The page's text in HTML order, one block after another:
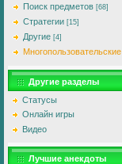
Поиск предметов [68]
Стратегии [15]
Другие [4]
Многопользовательские
Другие разделы
Статусы
Онлайн игры
Видео
Лучшие анекдоты